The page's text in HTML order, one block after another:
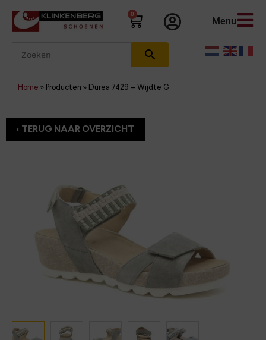
0
Menu
Home » Producten » Durea 7429 – Wijdte G